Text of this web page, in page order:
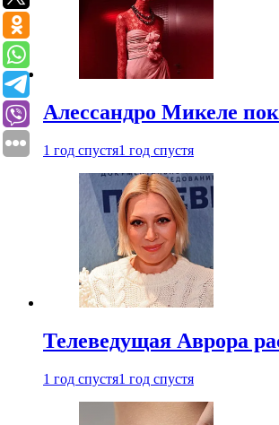
Алессандро Микеле
1 год спустя1 год спустя
Телеведущая Аврора
1 год спустя1 год спустя